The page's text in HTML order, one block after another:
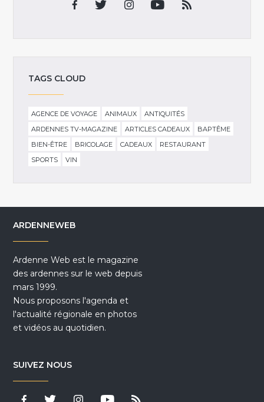
TAGS CLOUD
AGENCE DE VOYAGE ANIMAUX
ANTIQUITÉS
ARDENNES TV-MAGAZINE
ARTICLES CADEAUX
BAPTÊME
BIEN-ÊTRE
BRICOLAGE CADEAUX
RESTAURANT
SPORTS
VIN
ARDENNEWEB
Ardenne Web est le magazine
des ardennes sur le web depuis
mars 1999.
Nous proposons l'agenda et
l'actualité régionale en photos
et vidéos au quotidien.
SUIVEZ NOUS